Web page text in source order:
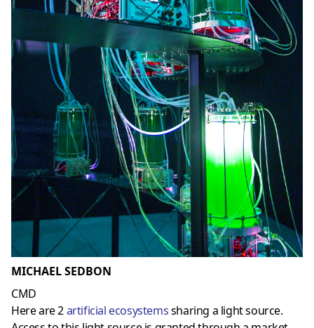
MICHAEL SEDBON
CMD
Here are 2artificial ecosystemssharing a light source.